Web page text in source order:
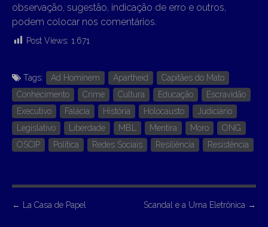
observação, sugestão, indicação de erro e outros,
podem colocar nos comentários.
Post Views: 1.671
Tags: Ad Hominem Apartheid
Capitães do Mato
Conhecimento
Crime Cultura Educação
Escravidão
Executivo
Falácia História Holocausto
Judiciário
Legislativo
Liberdade MBL Mentira Moro
ONG
OSCIP
Política Redes Sociais Resiliência Resistência
P
← La Casa de Papel Scandal e a Urna Eletrônica →